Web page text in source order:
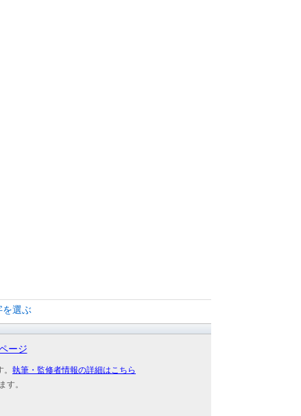
選ぶ
ージ
執筆・監修者情報の詳細はこちら
す。